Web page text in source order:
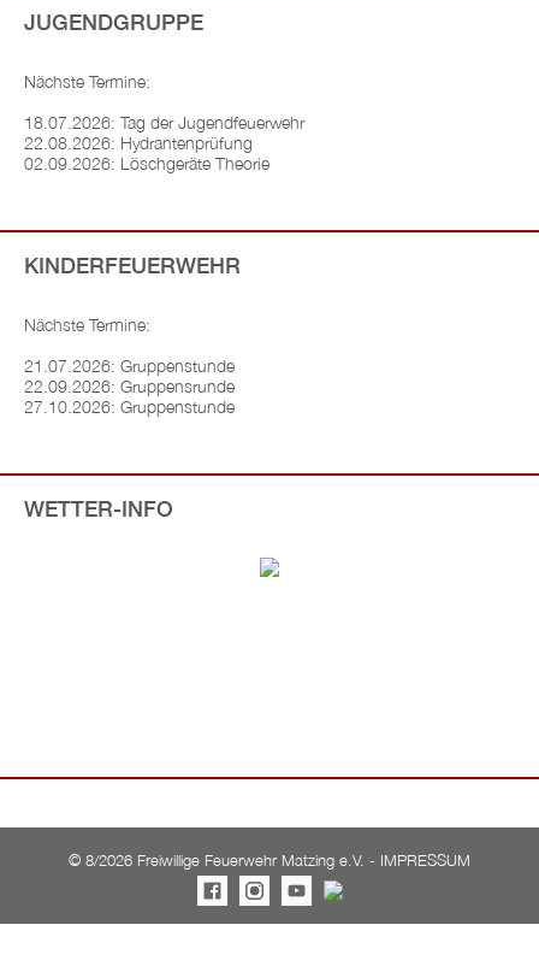
JUGENDGRUPPE
Nächste Termine:
18.07.2026: Tag der Jugendfeuerwehr
22.08.2026: Hydrantenprüfung
02.09.2026: Löschgeräte Theorie
KINDERFEUERWEHR
Nächste Termine:
21.07.2026: Gruppenstunde
22.09.2026: Gruppensrunde
27.10.2026: Gruppenstunde
WETTER-INFO
© 8/2026 Freiwillige Feuerwehr Matzing e.V. - IMPRESSUM